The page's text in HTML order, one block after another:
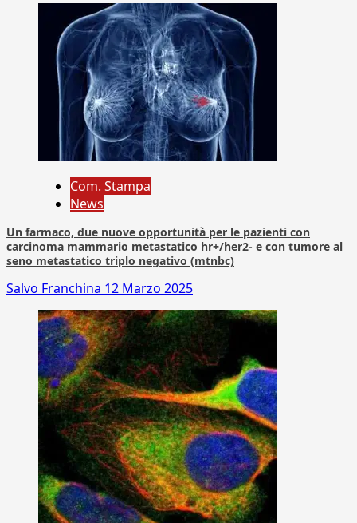
Com. Stampa
News
Un farmaco, due nuove opportunità per le pazienti con
carcinoma mammario metastatico hr+/her2- e con tumore al
seno metastatico triplo negativo (mtnbc)
Salvo Franchina 12 Marzo 2025